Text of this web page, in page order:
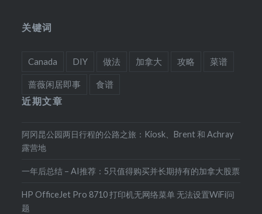
关键词
Canada DIY 做法 加拿大 攻略 菜谱
蔷薇闲居即事 食谱
近期文章
阿冈昆公园两日行程的公路之旅：Kiosk、Brent 和 Achray
露营地
一年后总结 – AI推荐：5只值得购买并长期持有的加拿大股票
HP OfficeJet Pro 8710 打印机无网络菜单 无法设置WiFi问
题